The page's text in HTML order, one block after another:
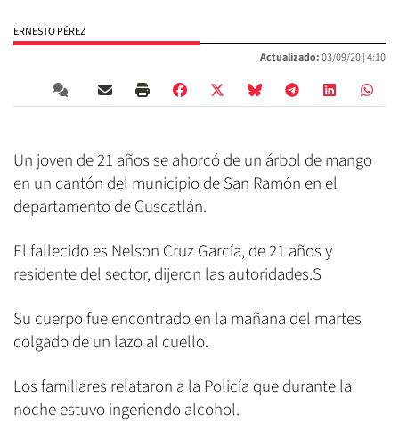
ERNESTO PÉREZ
Actualizado:03/09/20 |4:10
Un joven de 21 años se ahorcó de un árbol de mango
en un cantón del municipio de San Ramón en el
departamento de Cuscatlán.
El fallecido es Nelson Cruz García, de 21 años y
residente del sector, dijeron las autoridades.S
Su cuerpo fue encontrado en la mañana del martes
colgado de un lazo al cuello.
Los familiares relataron a la Policía que durante la
noche estuvo ingeriendo alcohol.